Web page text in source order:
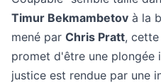
Timur Bekmambetov à la
mené par Chris Pratt,
promet d'être une plongée
justice est rendue par une